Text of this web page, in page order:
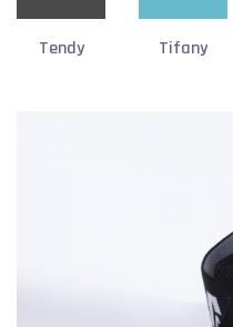
Tendy Tifany